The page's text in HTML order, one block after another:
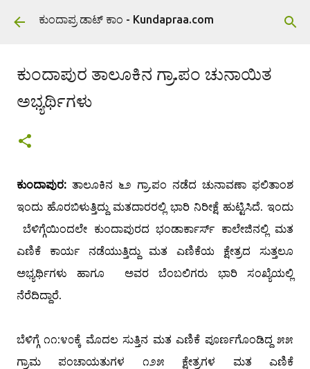
ವಿಷಯಕ್ಕೆ ಹೋಗಿ
ಕುಂದಾಪ್ರ ಡಾಟ್ ಕಾಂ - Kundapraa.com
ಕುಂದಾಪುರ ತಾಲೂಕಿನ ಗ್ರಾ.ಪಂ ಚುನಾಯಿತ
ಅಭ್ಯರ್ಥಿಗಳು
ಕುಂದಾಪುರ: ತಾಲೂಕಿನ ೬೨ ಗ್ರಾ.ಪಂ ನಡೆದ ಚುನಾವಣಾ ಫಲಿತಾಂಶ
ಇಂದು ಹೊರಬಿಳುತ್ತಿದ್ದು ಮತದಾರರಲ್ಲಿ ಭಾರಿ ನಿರೀಕ್ಷೆ ಹುಟ್ಟಿಸಿದೆ. ಇಂದು
ಬೆಳಿಗ್ಗೆಯಿಂದಲೇ ಕುಂದಾಪುರದ ಭಂಡಾರ್ಕಾರ್ಸ್ ಕಾಲೇಜಿನಲ್ಲಿ ಮತ
ಎಣಿಕೆ ಕಾರ್ಯ ನಡೆಯುತ್ತಿದ್ದು ಮತ ಎಣಿಕೆಯ ಕ್ಷೇತ್ರದ ಸುತ್ತಲೂ
ಅಭ್ಯರ್ಥಿಗಳು ಹಾಗೂ ಅವರ ಬೆಂಬಲಿಗರು ಭಾರಿ ಸಂಖ್ಯೆಯಲ್ಲಿ
ನೆರೆದಿದ್ದಾರೆ.
ಬೆಳಿಗ್ಗೆ ೧೧:೪೦ಕ್ಕೆ ಮೊದಲ ಸುತ್ತಿನ ಮತ ಎಣಿಕೆ ಪೂರ್ಣಗೊಂಡಿದ್ದ ೫೫
ಗ್ರಾಮ ಪಂಚಾಯತುಗಳ ೧೨೫ ಕ್ಷೇತ್ರಗಳ ಮತ ಎಣಿಕೆ